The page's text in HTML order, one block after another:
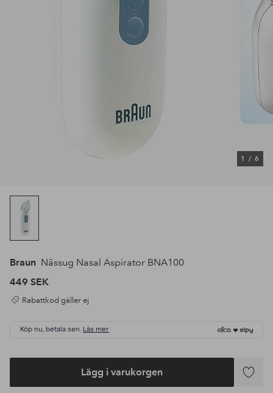
1 / 6
Braun Nässug Nasal Aspirator BNA100
449 SEK
Rabattkod gäller ej
Köp nu, betala sen. Läs mer
Lägg i varukorgen
Lägg